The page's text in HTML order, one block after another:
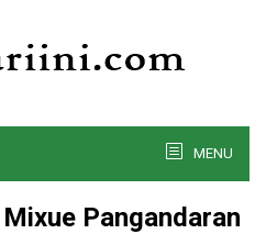
MENU
Pangandaran